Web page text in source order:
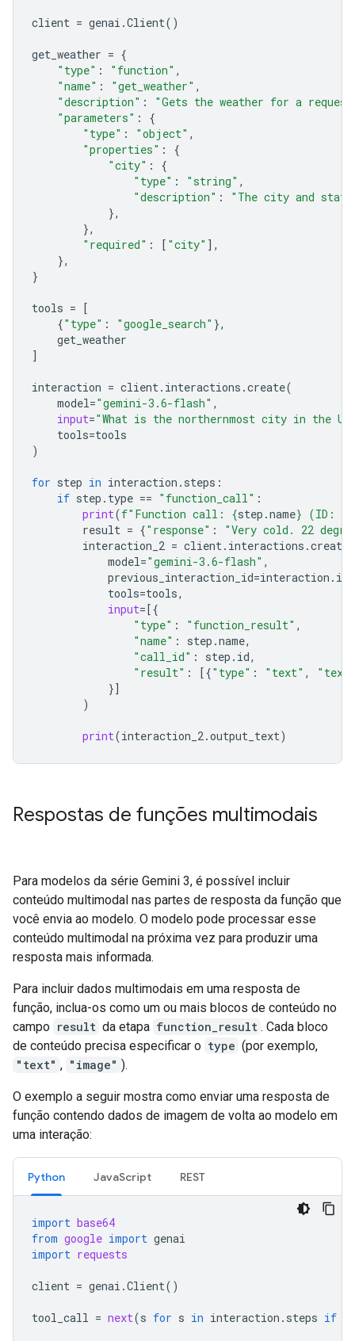
client = genai .Client()
get_weather = {
"type" : "function" ,
"name" : "get_weather" ,
"description" :
"Gets the weather for a
"parameters" :
{
"type" : "object" ,
"properties" :
{
"city" :
{
"type" : "string" ,
"description" :
"The city and
},
},
"required" : [ "city" ],
},
}
tools =
[
{"type" : "google_search" },
get_weather
]
interaction = client. interactions .create(
model="gemini-3.6-flash" ,
input="What is the northernmost city in the
tools=tools
)
for step in interaction . steps :
if step . type == "function_call" :
print(f"Function call: {step .name} (ID:
result = {"response" :
"Very cold. 22
interaction_2 = client. interactions .create
model="gemini-3.6-flash" ,
previous_interaction_id=interaction . id
tools=tools,
input= [{
"type" : "function_result" ,
"name" : step .name,
"call_id" : step . id,
"result" : [{"type" : "text" ,
}]
)
print(interaction_2.output_text)
Respostas de funções multimodais
Para modelos da série Gemini 3, é possível incluir
conteúdo multimodal nas partes de resposta da função que
você envia ao modelo. O modelo pode processar esse
conteúdo multimodal na próxima vez para produzir uma
resposta mais informada.
Para incluir dados multimodais em uma resposta de
função, inclua-os como um ou mais blocos de conteúdo no
campo result da etapa function_result . Cada bloco
de conteúdo precisa especificar o type (por exemplo,
"text" , "image" ).
O exemplo a seguir mostra como enviar uma resposta de
função contendo dados de imagem de volta ao modelo em
uma interação:
Python JavaScript REST
import base64
from google import genai
import requests
client = genai .Client()
tool_call = next(s for s in interaction . steps if